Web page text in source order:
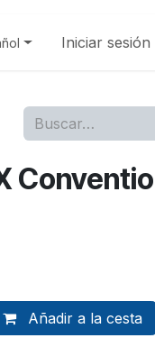
Iniciar sesión
Añadir a la cesta